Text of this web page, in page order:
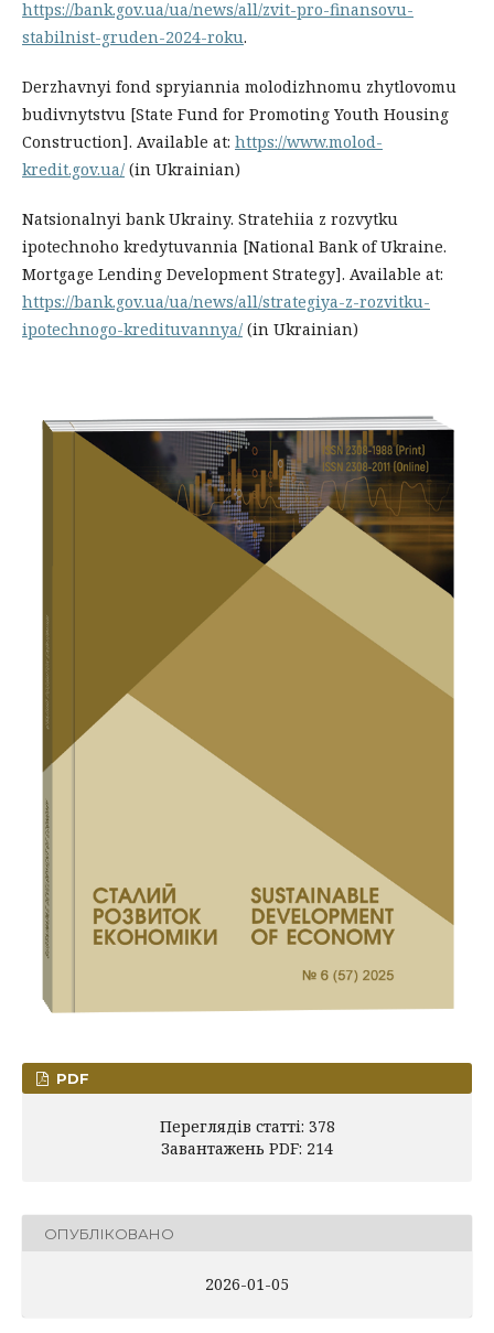
https://bank.gov.ua/ua/news/all/zvit-pro-finansovu-
stabilnist-gruden-2024-roku.
Derzhavnyi fond spryiannia molodizhnomu zhytlovomu
budivnytstvu [State Fund for Promoting Youth Housing
Construction]. Available at: https://www.molod-
kredit.gov.ua/ (in Ukrainian)
Natsionalnyi bank Ukrainy. Stratehiia z rozvytku
ipotechnoho kredytuvannia [National Bank of Ukraine.
Mortgage Lending Development Strategy]. Available at:
https://bank.gov.ua/ua/news/all/strategiya-z-rozvitku-
ipotechnogo-kredituvannya/ (in Ukrainian)
PDF
Переглядів статті: 378
Завантажень PDF: 214
ОПУБЛІКОВАНО
2026-01-05